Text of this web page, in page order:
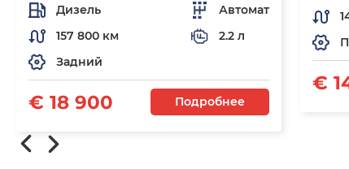
Дизель
Автомат
157 800 км
2.2 л
Задний
€ 18 900 Подробнее
€